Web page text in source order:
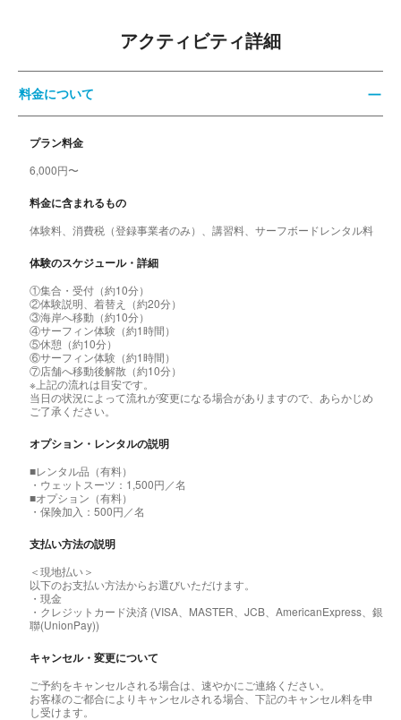
アクティビティ詳細
料金について
プラン料金
6,000円〜
料金に含まれるもの
体験料、消費税（登録事業者のみ）、講習料、サーフボードレンタル料
体験のスケジュール・詳細
①集合・受付（約10分）
②体験説明、着替え（約20分）
③海岸へ移動（約10分）
④サーフィン体験（約1時間）
⑤休憩（約10分）
⑥サーフィン体験（約1時間）
⑦店舗へ移動後解散（約10分）
※上記の流れは目安です。
当日の状況によって流れが変更になる場合がありますので、あらかじめ
ご了承ください。
オプション・レンタルの説明
■レンタル品（有料）
・ウェットスーツ：1,500円／名
■オプション（有料）
・保険加入：500円／名
支払い方法の説明
＜現地払い＞
以下のお支払い方法からお選びいただけます。
・現金
・クレジットカード決済 (VISA、MASTER、JCB、AmericanExpress、銀
聯(UnionPay))
キャンセル・変更について
ご予約をキャンセルされる場合は、速やかにご連絡ください。
お客様のご都合によりキャンセルされる場合、下記のキャンセル料を申
し受けます。